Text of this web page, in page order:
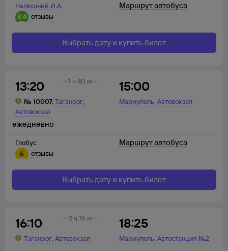
Налюшний И.А.
8,4 отзывы
Маршрут автобуса
Выбрать дату и купить билет
13:20
№ 10007, Таганрог,
Автовокзал
15:00
Мариуполь,Автовокзал
1 ч 40 м
Глобус
6
отзывы
ежедневно
Маршрут автобуса
Выбрать дату и купить билет
16:10
Таганрог,Автовокзал
18:25
Мариуполь,Автостанция №2
2 ч 15 м